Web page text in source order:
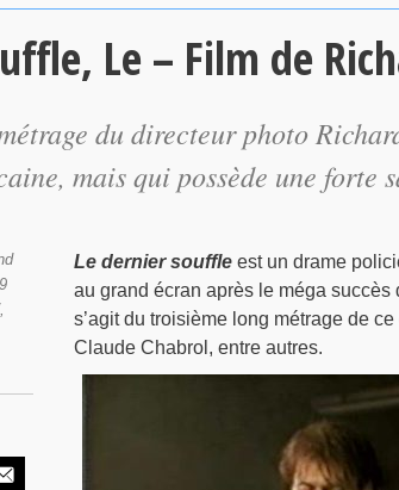
Le – Film de
du directeur photo
mais qui possède une forte
Le dernier souffleest un drame
au grand écran après le méga succès
s’agit du troisième long métrage de
Claude Chabrol, entre autres.